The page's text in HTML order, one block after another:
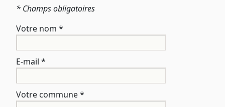
* Champs obligatoires
Votre nom *
E-mail *
Votre commune*